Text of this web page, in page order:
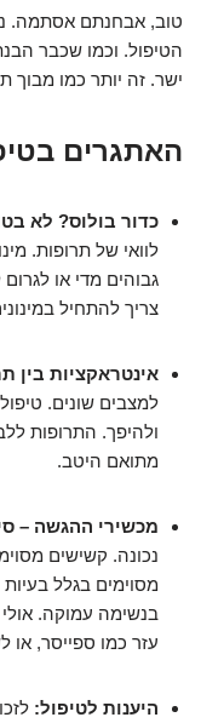
טוב, אבחנתם אסתמה.
הטיפול. וכמו שכבר
ישר. זה יותר כמו מבוך
האתגרים
כדור בולוס? לא
לוואי של תרופות.
גבוהים מדי או
צריך להתחיל
אינטראקציות בין
למצבים שונים.
ולהיפך. התרופות
מתואם היטב.
מכשירי ההגשה –
נכונה. קשישים
מסוימים בגלל בעיות
בנשימה עמוקה.
עזר כמו ספייסר, או
היענות לטיפול: